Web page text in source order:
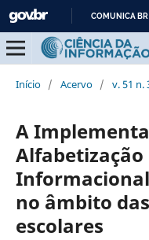
COMUNICA BR
Início / Acervo / v. 51 n.
A
no âmbito
escolares